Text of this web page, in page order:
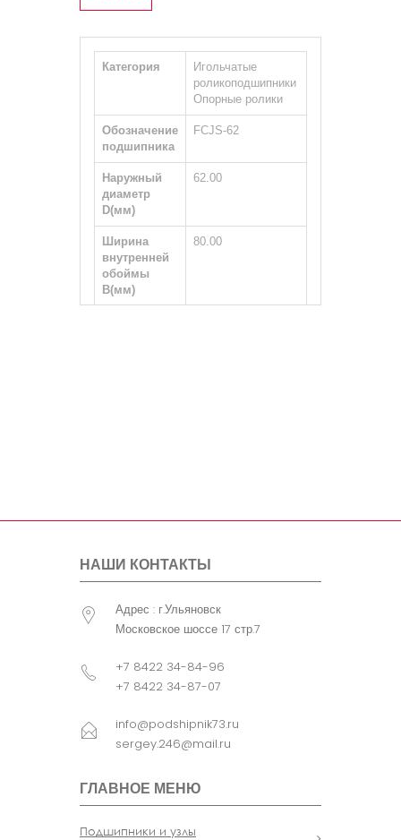
Категория
Игольчатые
роликоподшипники
Опорные ролики
Обозначение
подшипника
FCJS-62
Наружный
диаметр
D(мм)
62.00
Ширина
внутренней
обоймы
B(мм)
80.00
упорным кольцом .
НАШИ КОНТАКТЫ
Адрес : г.Ульяновск
Московское шоссе 17 стр.7
+7 8422 34-84-96
+7 8422 34-87-07
info@podshipnik73.ru
sergey.246@mail.ru
ГЛАВНОЕ МЕНЮ
Подшипники и узлы